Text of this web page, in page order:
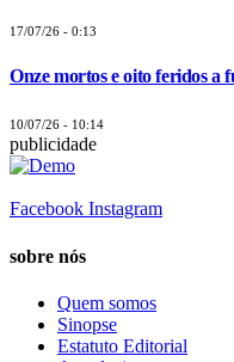
17/07/26 - 0:13
Onze mortos e oito feridos a
10/07/26 - 10:14
publicidade
Facebook Instagram
sobre nós
Quem somos
Sinopse
Estatuto Editorial